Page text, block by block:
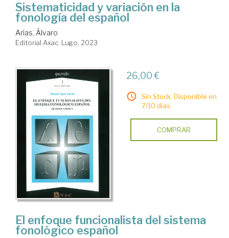
Sistematicidad y variación en la
fonología del español
Arias, Álvaro
Editorial Axac. Lugo, 2023
26,00 €
Sin Stock. Disponible en
7/10 días.
COMPRAR
El enfoque funcionalista del sistema
fonológico español